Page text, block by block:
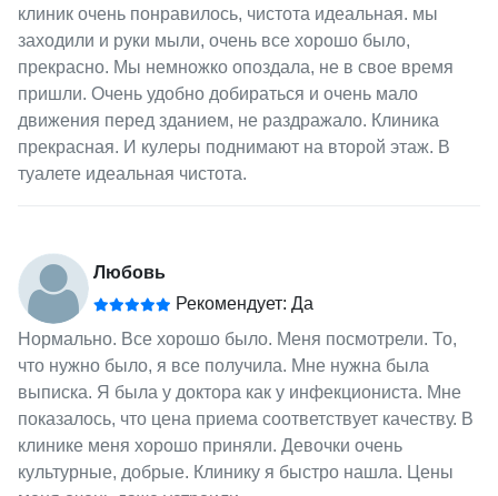
клиник очень понравилось, чистота идеальная. мы
заходили и руки мыли, очень все хорошо было,
прекрасно. Мы немножко опоздала, не в свое время
пришли. Очень удобно добираться и очень мало
движения перед зданием, не раздражало. Клиника
прекрасная. И кулеры поднимают на второй этаж. В
туалете идеальная чистота.
Любовь
Рекомендует: Да
Нормально. Все хорошо было. Меня посмотрели. То,
что нужно было, я все получила. Мне нужна была
выписка. Я была у доктора как у инфекциониста. Мне
показалось, что цена приема соответствует качеству. В
клинике меня хорошо приняли. Девочки очень
культурные, добрые. Клинику я быстро нашла. Цены